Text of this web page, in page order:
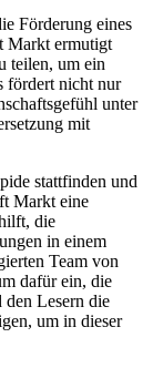
Förderung eines
Markt ermutigt
teilen, um ein
fördert nicht nur
unter
mit
stattfinden und
Markt eine
die
in einem
Team von
dafür ein, die
den Lesern die
um in dieser